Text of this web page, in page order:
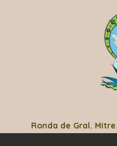
Ronda de Gral. Mitre.